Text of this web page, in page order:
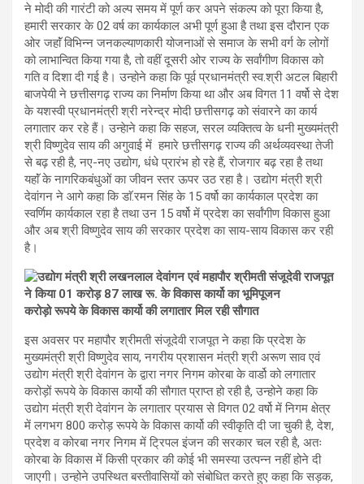
ने मोदी की गारंटी को अल्प समय में पूर्ण कर अपने संकल्प को पूरा किया है,
हमारी सरकार के 02 वर्ष का कार्यकाल अभी पूर्ण हुआ है तथा इस दौरान एक
ओर जहाॅं विभिन्न जनकल्याणकारी योजनाओं से समाज के सभी वर्ग के लोगों
को लाभान्वित किया गया है, तो वहीं दूसरी ओर राज्य के सर्वांगीण विकास को
गति व दिशा दी गई है। उन्होने कहा कि पूर्व प्रधानमंत्री स्व.श्री अटल बिहारी
बाजपेयी ने छत्तीसगढ़ राज्य का निर्माण किया था और अब विगत 11 वर्षो से देश
के यशस्वी प्रधानमंत्री श्री नरेन्द्र मोदी छत्तीसगढ़ को संवारने का कार्य
लगातार कर रहे हैं। उन्हेाने कहा कि सहज, सरल व्यक्तित्व के धनी मुख्यमंत्री
श्री विष्णुदेव साय की अगुवाई में हमारे छत्तीसगढ़ राज्य की अर्थव्यवस्था तेजी
से बढ़ रही है, नए-नए उद्योग, धंधे प्रारंभ हो रहे हैं, रोजगार बढ़ रहा है तथा
यहाॅं के नागरिकबंधुओं का जीवन स्तर ऊपर उठ रहा है। उद्योग मंत्री श्री
देवांगन ने आगे कहा कि डाॅ.रमन सिंह के 15 वर्षो का कार्यकाल प्रदेश का
स्वर्णिम कार्यकाल रहा है तथा उन 15 वर्षो में प्रदेश का सर्वांगीण विकास हुआ
और अब श्री विष्णुदेव साय की सरकार प्रदेश का साय-साय विकास कर रही
है।
करोड़ो रूपये के विकास कार्यो की लगातार मिल रही सौगात
इस अवसर पर महापौर श्रीमती संजूदेवी राजपूत ने कहा कि प्रदेश के
मुख्यमंत्री श्री विष्णुदेव साय, नगरीय प्रशासन मंत्री श्री अरूण साव एवं
उद्योग मंत्री श्री देवांगन के द्वारा नगर निगम कोरबा के वार्डो को लगातार
करोड़ों रूपये के विकास कार्यो की सौगात प्राप्त हो रही है, उन्होने कहा कि
उद्योग मंत्री श्री देवांगन के लगातार प्रयास से विगत 02 वर्षो में निगम क्षेत्र
में लगभग 800 करोड़ रूपये के विकास कार्यो की स्वीकृति दी जा चुकी है, देश,
प्रदेश व कोरबा नगर निगम में ट्रिपल इंजन की सरकार चल रही है, अतः
कोरबा के विकास में किसी प्रकार की कोई भी समस्या उत्पन्न नहीं होने दी
जाएगी। उन्होने उपस्थित बस्तीवासियों को संबोधित करते हुए कहा कि सड़क,